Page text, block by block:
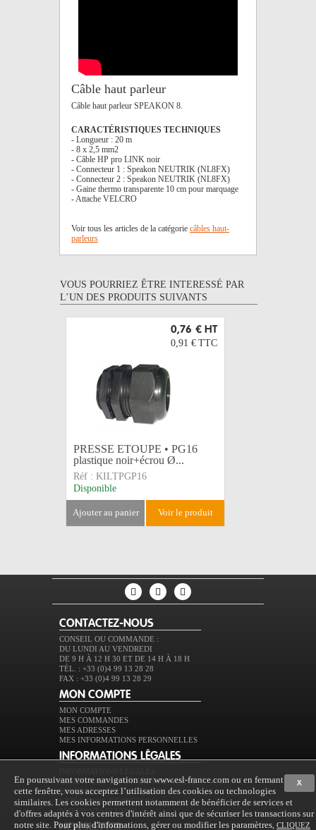
Câble haut parleur
Câble haut parleur SPEAKON 8.
CARACTÉRISTIQUES TECHNIQUES
- Longueur : 20 m
- 8 x 2,5 mm2
- Câble HP pro LINK noir
- Connecteur 1 : Speakon NEUTRIK (NL8FX)
- Connecteur 2 : Speakon NEUTRIK (NL8FX)
- Gaine thermo transparente 10 cm pour marquage
- Attache VELCRO
Voir tous les articles de la catégorie câbles haut-
parleurs
VOUS POURRIEZ ÊTRE INTERESSÉ PAR
L’UN DES PRODUITS SUIVANTS
0,76 € HT
0,91 € TTC
PRESSE ETOUPE • PG16
plastique noir+écrou Ø...
Réf : KILTPGP16
Disponible
ajouter au panier voir le produit
CONTACTEZ-NOUS
CONSEIL OU COMMANDE :
DU LUNDI AU VENDREDI
DE 9 H À 12 H 30 ET DE 14 H À 18 H
TÉL. : +33 (0)4 99 13 28 28
FAX : +33 (0)4 99 13 28 29
MON COMPTE
MON COMPTE
MES COMMANDES
MES ADRESSES
MES INFORMATIONS PERSONNELLES
INFORMATIONS LÉGALES
CONDITIONS GÉNÉRALES DE VENTE
PROTECTION DES DONNÉES
EXPÉDITION ET RETOURS
PAIEMENT SÉCURISÉ
NEWSLETTER
X
En poursuivant votre navigation sur www.esl-france.com ou en fermant
cette fenêtre, vous acceptez l’utilisation des cookies ou technologies
similaires. Les cookies permettent notamment de bénéficier de services et
d'offres adaptés à vos centres d'intérêt ainsi que de sécuriser les transactions sur
notre site. Pour plus d'informations, gérer ou modifier les paramètres, CLIQUEZ